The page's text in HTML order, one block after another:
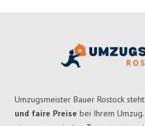
Umzugsmeister Bauer Rostock
und faire Preise bei Ihrem